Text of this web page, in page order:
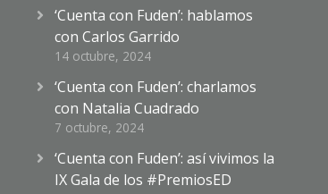
‘Cuenta con Fuden’: hablamos
con Carlos Garrido
14 octubre, 2024
‘Cuenta con Fuden’: charlamos
con Natalia Cuadrado
7 octubre, 2024
‘Cuenta con Fuden’: así vivimos la
IX Gala de los #PremiosED